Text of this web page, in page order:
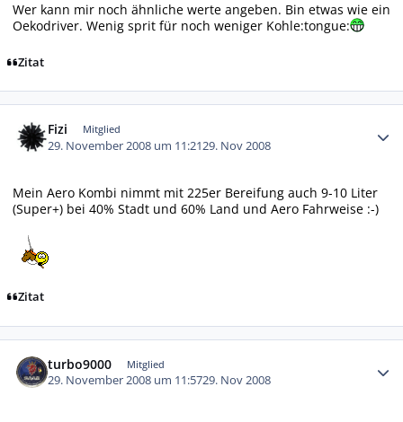
Wer kann mir noch ähnliche werte angeben. Bin etwas wie ein
Oekodriver. Wenig sprit für noch weniger Kohle:tongue:
Zitat
Fizi Mitglied
29. November 2008 um 11:2129. Nov 2008
Mein Aero Kombi nimmt mit 225er Bereifung auch 9-10 Liter
(Super+) bei 40% Stadt und 60% Land und Aero Fahrweise :-)
Zitat
turbo9000 Mitglied
29. November 2008 um 11:5729. Nov 2008